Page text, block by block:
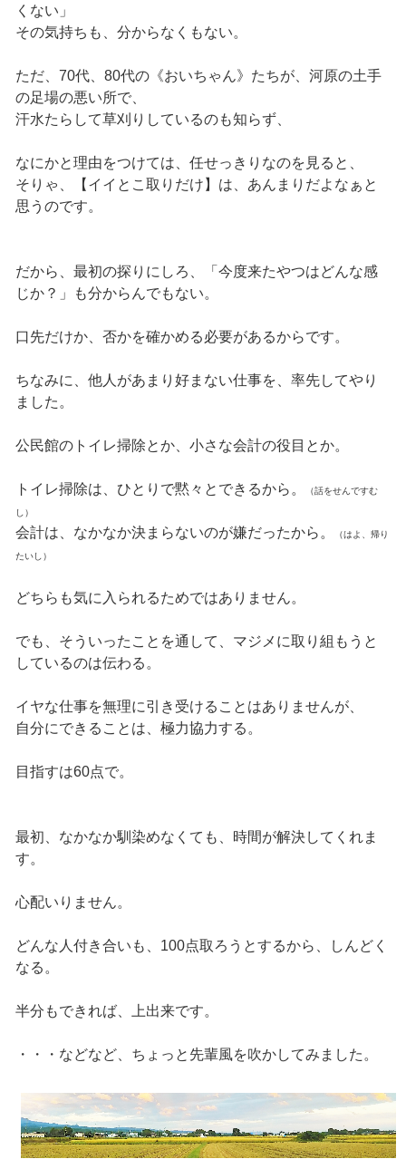
くない」
その気持ちも、分からなくもない。
ただ、70代、80代の《おいちゃん》たちが、河原の土手
の足場の悪い所で、
汗水たらして草刈りしているのも知らず、
なにかと理由をつけては、任せっきりなのを見ると、
そりゃ、【イイとこ取りだけ】は、あんまりだよなぁと
思うのです。
だから、最初の探りにしろ、「今度来たやつはどんな感
じか？」も分からんでもない。
口先だけか、否かを確かめる必要があるからです。
ちなみに、他人があまり好まない仕事を、率先してやり
ました。
公民館のトイレ掃除とか、小さな会計の役目とか。
トイレ掃除は、ひとりで黙々とできるから。 （話をせんですむ
し）
会計は、なかなか決まらないのが嫌だったから。 （はよ、帰り
たいし）
どちらも気に入られるためではありません。
でも、そういったことを通して、マジメに取り組もうと
しているのは伝わる。
イヤな仕事を無理に引き受けることはありませんが、
自分にできることは、極力協力する。
目指すは60点で。
最初、なかなか馴染めなくても、時間が解決してくれま
す。
心配いりません。
どんな人付き合いも、100点取ろうとするから、しんどく
なる。
半分もできれば、上出来です。
・・・などなど、ちょっと先輩風を吹かしてみました。